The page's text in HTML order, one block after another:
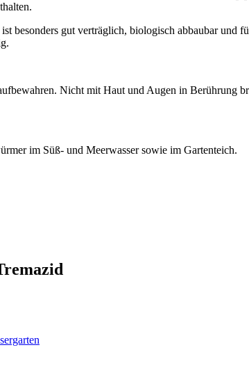
besonders gut verträglich, biologisch abbaubar und
Nicht mit Haut und Augen in Berührung
im Süß- und Meerwasser sowie im Gartenteich.